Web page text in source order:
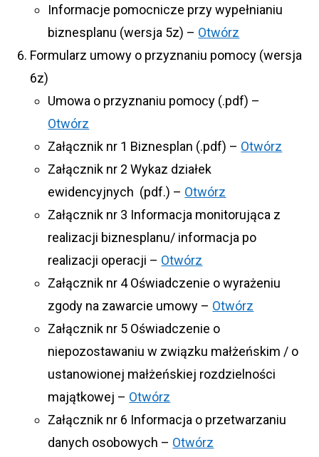
Informacje pomocnicze przy wypełnianiu
biznesplanu (wersja 5z) – Otwórz
Formularz umowy o przyznaniu pomocy (wersja
6z)
Umowa o przyznaniu pomocy (.pdf) –
Otwórz
Załącznik nr 1 Biznesplan (.pdf) – Otwórz
Załącznik nr 2 Wykaz działek
ewidencyjnych (pdf.) – Otwórz
Załącznik nr 3 Informacja monitorująca z
realizacji biznesplanu/ informacja po
realizacji operacji – Otwórz
Załącznik nr 4 Oświadczenie o wyrażeniu
zgody na zawarcie umowy – Otwórz
Załącznik nr 5 Oświadczenie o
niepozostawaniu w związku małżeńskim / o
ustanowionej małżeńskiej rozdzielności
majątkowej – Otwórz
Załącznik nr 6 Informacja o przetwarzaniu
danych osobowych – Otwórz